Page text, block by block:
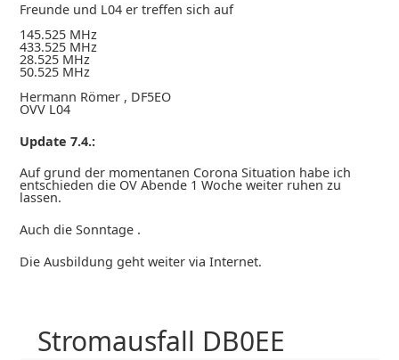
Freunde und L04 er treffen sich auf
145.525 MHz
433.525 MHz
28.525 MHz
50.525 MHz
Hermann Römer , DF5EO
OVV L04
Update 7.4.:
Auf grund der momentanen Corona Situation habe ich
entschieden die OV Abende 1 Woche weiter ruhen zu
lassen.
Auch die Sonntage .
Die Ausbildung geht weiter via Internet.
Stromausfall DB0EE